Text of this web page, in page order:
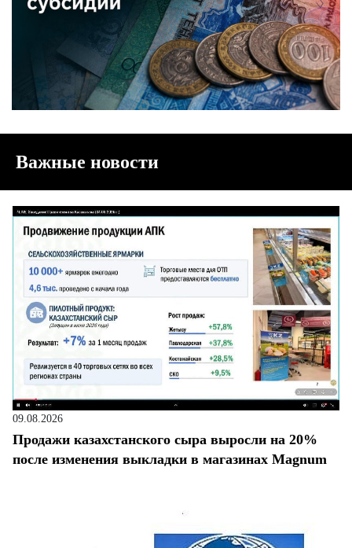
Важные новости
09.08.2026
Продажи казахстанского сыра выросли на 20%
после изменения выкладки в магазинах Magnum